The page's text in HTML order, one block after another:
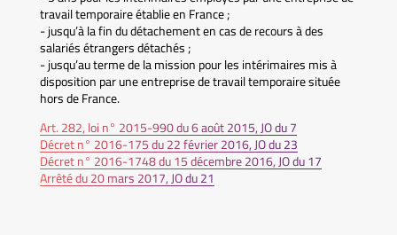
travail temporaire établie en France ;
- jusqu’à la fin du détachement en cas de recours à des
salariés étrangers détachés ;
- jusqu’au terme de la mission pour les intérimaires mis à
disposition par une entreprise de travail temporaire située
hors de France.
Art. 282, loi n° 2015-990 du 6 août 2015, JO du 7
Décret n° 2016-175 du 22 février 2016, JO du 23
Décret n° 2016-1748 du 15 décembre 2016, JO du 17
Arrêté du 20 mars 2017, JO du 21